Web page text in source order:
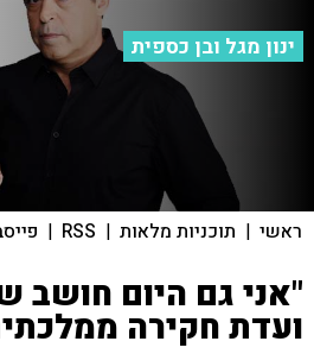
ינון מגל ובן כספית
ראשי | תוכניות מלאות |
RSS
|
"אני גם היום חושב
ועדת חקירה